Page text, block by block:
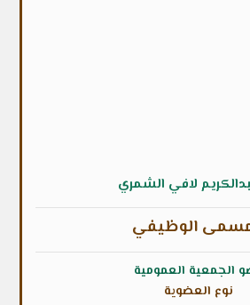
لافي الشمري
الوظيفي
الجمعية العمومية
نوع العضوية